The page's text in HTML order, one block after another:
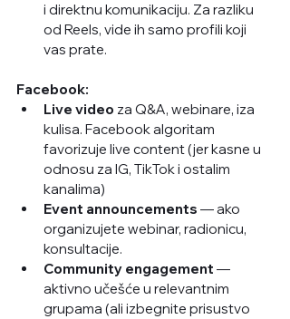
i direktnu komunikaciju. Za razliku
od Reels, vide ih samo profili koji
vas prate.
Facebook:
Live video za Q&A, webinare, iza
kulisa. Facebook algoritam
favorizuje live content (jer kasne u
odnosu za IG, TikTok i ostalim
kanalima)
Event announcements — ako
organizujete webinar, radionicu,
konsultacije.
Community engagement —
aktivno učešće u relevantnim
grupama (ali izbegnite prisustvo